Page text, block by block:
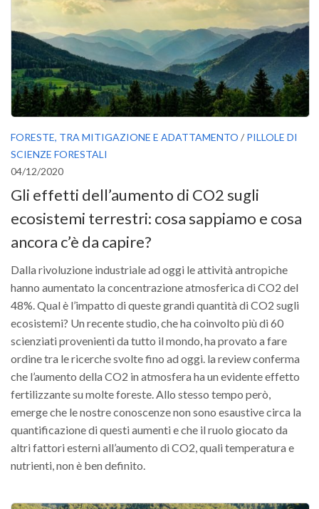
GdL Boschi Cedui
News
Post Recenti
Ricevi la SISEF Newsletter
Avvisi
Borse di Studio
Call for Papers
Corsi di Aggiornamento
Corsi di Specializzazione
Giornate di Studio
Opportunità di Lavoro
Rassegne
Reports
Simposii
Congressi
Pagina Congressi
FORESTE, TRA MITIGAZIONE E ADATTAMENTO / PILLOLE DI
SCIENZE FORESTALI
04/12/2020
Gli effetti dell’aumento di CO2 sugli
ecosistemi terrestri: cosa sappiamo e cosa
ancora c’è da capire?
Dalla rivoluzione industriale ad oggi le attività antropiche
hanno aumentato la concentrazione atmosferica di CO2 del
48%. Qual è l’impatto di queste grandi quantità di CO2 sugli
ecosistemi? Un recente studio, che ha coinvolto più di 60
scienziati provenienti da tutto il mondo, ha provato a fare
ordine tra le ricerche svolte fino ad oggi. la review conferma
che l’aumento della CO2 in atmosfera ha un evidente effetto
fertilizzante su molte foreste. Allo stesso tempo però,
emerge che le nostre conoscenze non sono esaustive circa la
quantificazione di questi aumenti e che il ruolo giocato da
altri fattori esterni all’aumento di CO2, quali temperatura e
nutrienti, non è ben definito.